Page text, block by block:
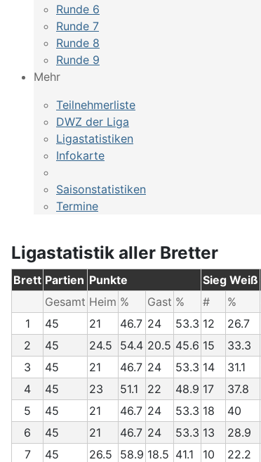
Runde 6
Runde 7
Runde 8
Runde 9
Mehr
Teilnehmerliste
DWZ der Liga
Ligastatistiken
Infokarte
Saisonstatistiken
Termine
Ligastatistik aller Bretter
Brett Partien Punkte Sieg Weiß
Gesamt Heim % Gast % # %
1
45 21 46.7 24 53.3 12 26.7
2
45 24.5 54.4 20.5 45.6 15 33.3
3
45 21 46.7 24 53.3 14 31.1
4
45 23 51.1 22 48.9 17 37.8
5
45 21 46.7 24 53.3 18 40
6
45 21 46.7 24 53.3 13 28.9
7
45 26.5 58.9 18.5 41.1 10 22.2